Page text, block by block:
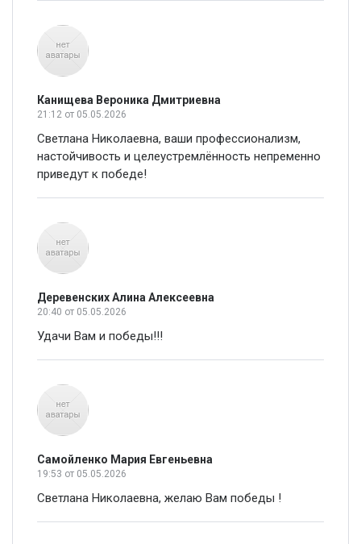
Канищева Вероника Дмитриевна
21:12 от 05.05.2026
Светлана Николаевна, ваши профессионализм,
настойчивость и целеустремлённость непременно
приведут к победе!
Деревенских Алина Алексеевна
20:40 от 05.05.2026
Удачи Вам и победы!!!
Самойленко Мария Евгеньевна
19:53 от 05.05.2026
Светлана Николаевна, желаю Вам победы !